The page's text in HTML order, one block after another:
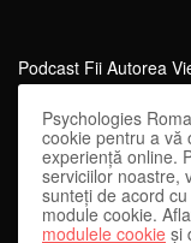
Podcast Fii Autorea
Evenimente Fii
SportEdu
Antrenament Mental
Learning Network
Psychologies
cookie pentru a vă
experiență online.
serviciilor noastre,
sunteți de acord
module cookie.
modulele cookie și